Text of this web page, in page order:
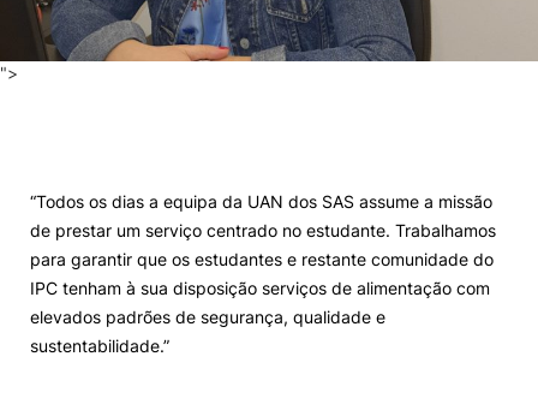
">
“Todos os dias a equipa da UAN dos SAS assume a missão
de prestar um serviço centrado no estudante. Trabalhamos
para garantir que os estudantes e restante comunidade do
IPC tenham à sua disposição serviços de alimentação com
elevados padrões de segurança, qualidade e
sustentabilidade.”